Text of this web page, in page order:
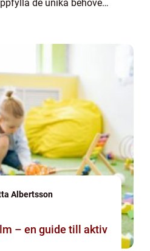
de unika behoven
Albertsson
– en guide till aktiv